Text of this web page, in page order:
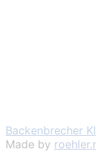
Backenbrecher
Made by